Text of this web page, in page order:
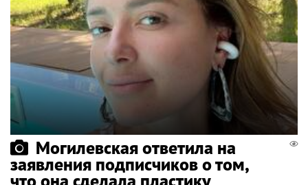
Могилевская ответила на
заявления подписчиков о том,